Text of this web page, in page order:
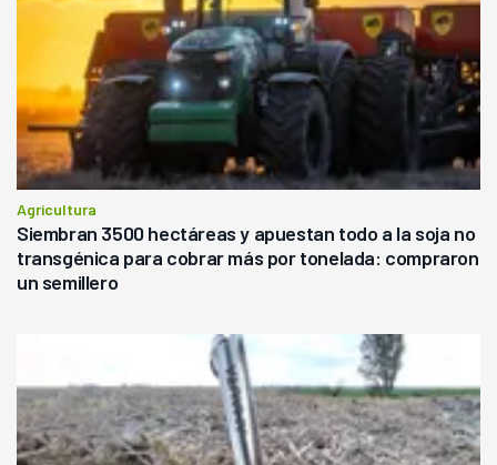
Agricultura
Siembran 3500 hectáreas y apuestan todo a la soja no
transgénica para cobrar más por tonelada: compraron
un semillero